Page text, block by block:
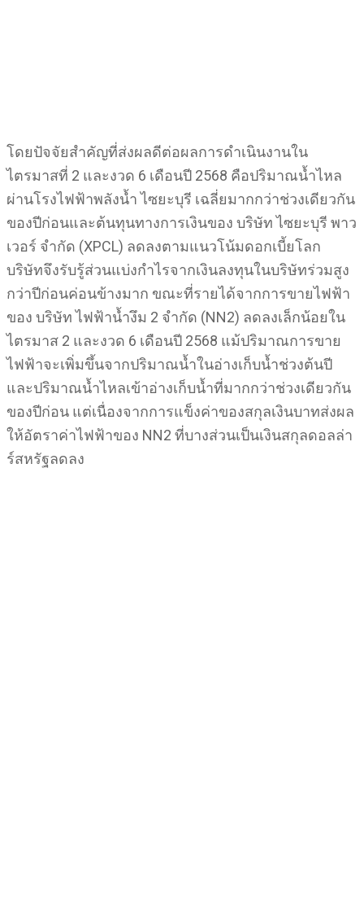
โดยปัจจัยสำคัญที่ส่งผลดีต่อผลการดำเนินงานใน
ไตรมาสที่ 2 และงวด 6 เดือนปี 2568 คือปริมาณน้ำไหล
ผ่านโรงไฟฟ้าพลังน้ำ ไซยะบุรี เฉลี่ยมากกว่าช่วงเดียวกัน
ของปีก่อนและต้นทุนทางการเงินของ บริษัท ไซยะบุรี พาว
เวอร์ จำกัด (XPCL) ลดลงตามแนวโน้มดอกเบี้ยโลก
บริษัทจึงรับรู้ส่วนแบ่งกำไรจากเงินลงทุนในบริษัทร่วมสูง
กว่าปีก่อนค่อนข้างมาก ขณะที่รายได้จากการขายไฟฟ้า
ของ บริษัท ไฟฟ้าน้ำงึม 2 จำกัด (NN2) ลดลงเล็กน้อยใน
ไตรมาส 2 และงวด 6 เดือนปี 2568 แม้ปริมาณการขาย
ไฟฟ้าจะเพิ่มขึ้นจากปริมาณน้ำในอ่างเก็บน้ำช่วงต้นปี
และปริมาณน้ำไหลเข้าอ่างเก็บน้ำที่มากกว่าช่วงเดียวกัน
ของปีก่อน แต่เนื่องจากการแข็งค่าของสกุลเงินบาทส่งผล
ให้อัตราค่าไฟฟ้าของ NN2 ที่บางส่วนเป็นเงินสกุลดอลล่า
ร์สหรัฐลดลง